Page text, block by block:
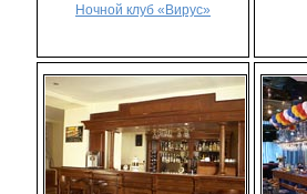
Ночной клуб «Вирус»